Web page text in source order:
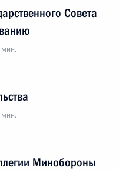
Совета
Минобороны